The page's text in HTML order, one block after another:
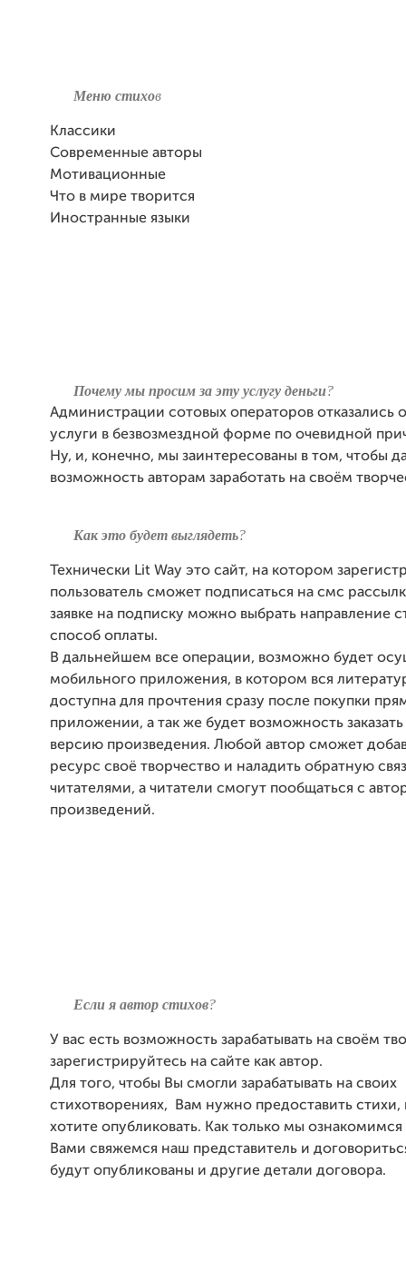
Меню стихов
Классики
Современные авторы
Мотивационные
Что в мире творится
Иностранные языки
Почему мы просим за эту услугу деньги?
Администрации сотовых операторов отказались
услуги в безвозмездной форме по очевидной
Ну, и, конечно, мы заинтересованы в том, чтобы
возможность авторам заработать на своём
Как это будет выглядеть?
Технически Lit Way это сайт, на котором
пользователь сможет подписаться на смс
заявке на подписку можно выбрать направление
способ оплаты.
В дальнейшем все операции, возможно будет
мобильного приложения, в котором вся
доступна для прочтения сразу после покупки
приложении, а так же будет возможность
версию произведения. Любой автор сможет
ресурс своё творчество и наладить обратную
читателями, а читатели смогут пообщаться с
произведений.
Если я автор стихов?
У вас есть возможность зарабатывать на своём
зарегистрируйтесь на сайте как автор.
Для того, чтобы Вы смогли зарабатывать на своих
стихотворениях, Вам нужно предоставить
хотите опубликовать. Как только мы
Вами свяжемся наш представитель и
будут опубликованы и другие детали договора.